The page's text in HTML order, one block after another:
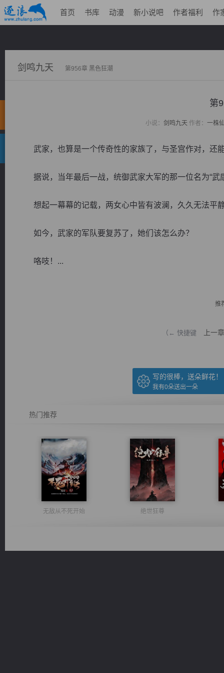
首页 书库 动漫 新小说吧 作者福利 作
剑鸣九天 第956章 黑色狂潮
第
小说： 剑鸣九天 作者： 一株
武家，也算是一个传奇性的家族了，与圣宫作对，还
据说，当年最后一战，统御武家大军的那一位名为“武
想起一幕幕的记载，两女心中皆有波澜，久久无法平
如今，武家的军队要复苏了，她们该怎么办？
咯吱！...
推
（← 快捷键 上一章
写的很棒，送朵鲜花！
我有0朵送出一朵
热门推荐
无敌从不死开始 绝世狂尊